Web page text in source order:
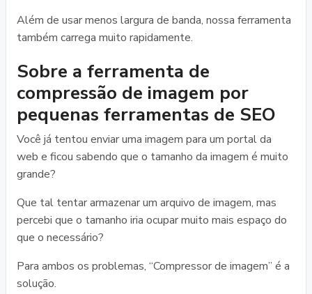
Além de usar menos largura de banda, nossa ferramenta
também carrega muito rapidamente.
Sobre a ferramenta de
compressão de imagem por
pequenas ferramentas de SEO
Você já tentou enviar uma imagem para um portal da
web e ficou sabendo que o tamanho da imagem é muito
grande?
Que tal tentar armazenar um arquivo de imagem, mas
percebi que o tamanho iria ocupar muito mais espaço do
que o necessário?
Para ambos os problemas, “Compressor de imagem” é a
solução.